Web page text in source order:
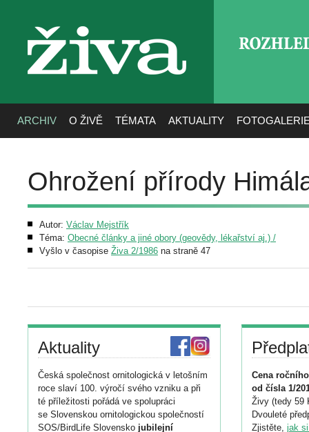
živa
ARCHIV O ŽIVĚ TÉMATA AKTUALITY
Ohrožení přírody
Autor: Václav Mejstřík
Téma: Obecné články a jiné obory (geovědy, lékařství aj.) /
Vyšlo v časopise Živa 2/1986 na straně 47
Aktuality
Česká společnost ornitologická v letošním
roce slaví 100. výročí svého vzniku a při
té příležitosti pořádá ve spolupráci
se Slovenskou ornitologickou společností
SOS/BirdLife Slovensko jubilejní
Cena
od čísla 1/
Živy (tedy 59
Dvouleté
Zjistěte, jak